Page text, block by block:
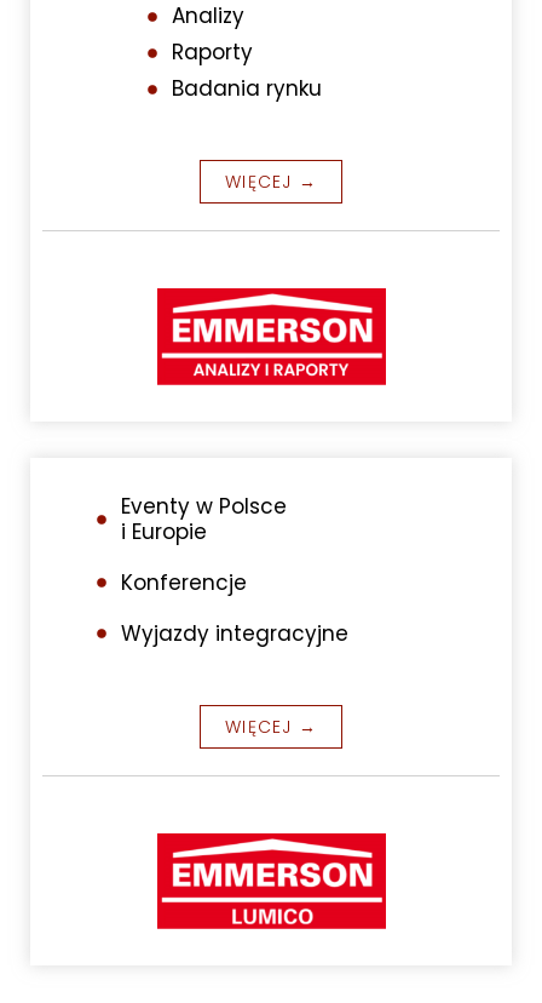
Analizy
Raporty
Badania rynku
WIĘCEJ →
Eventy w Polsce
i Europie
Konferencje
Wyjazdy integracyjne
WIĘCEJ →